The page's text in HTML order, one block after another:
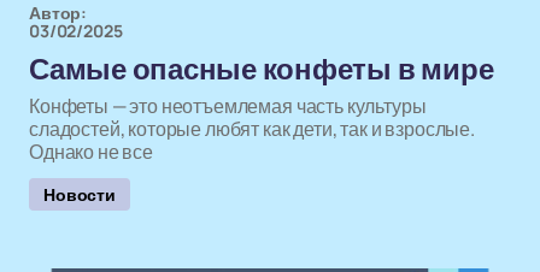
Автор:
03/02/2025
Самые опасные конфеты в мире
Конфеты — это неотъемлемая часть культуры
сладостей, которые любят как дети, так и взрослые.
Однако не все
Новости